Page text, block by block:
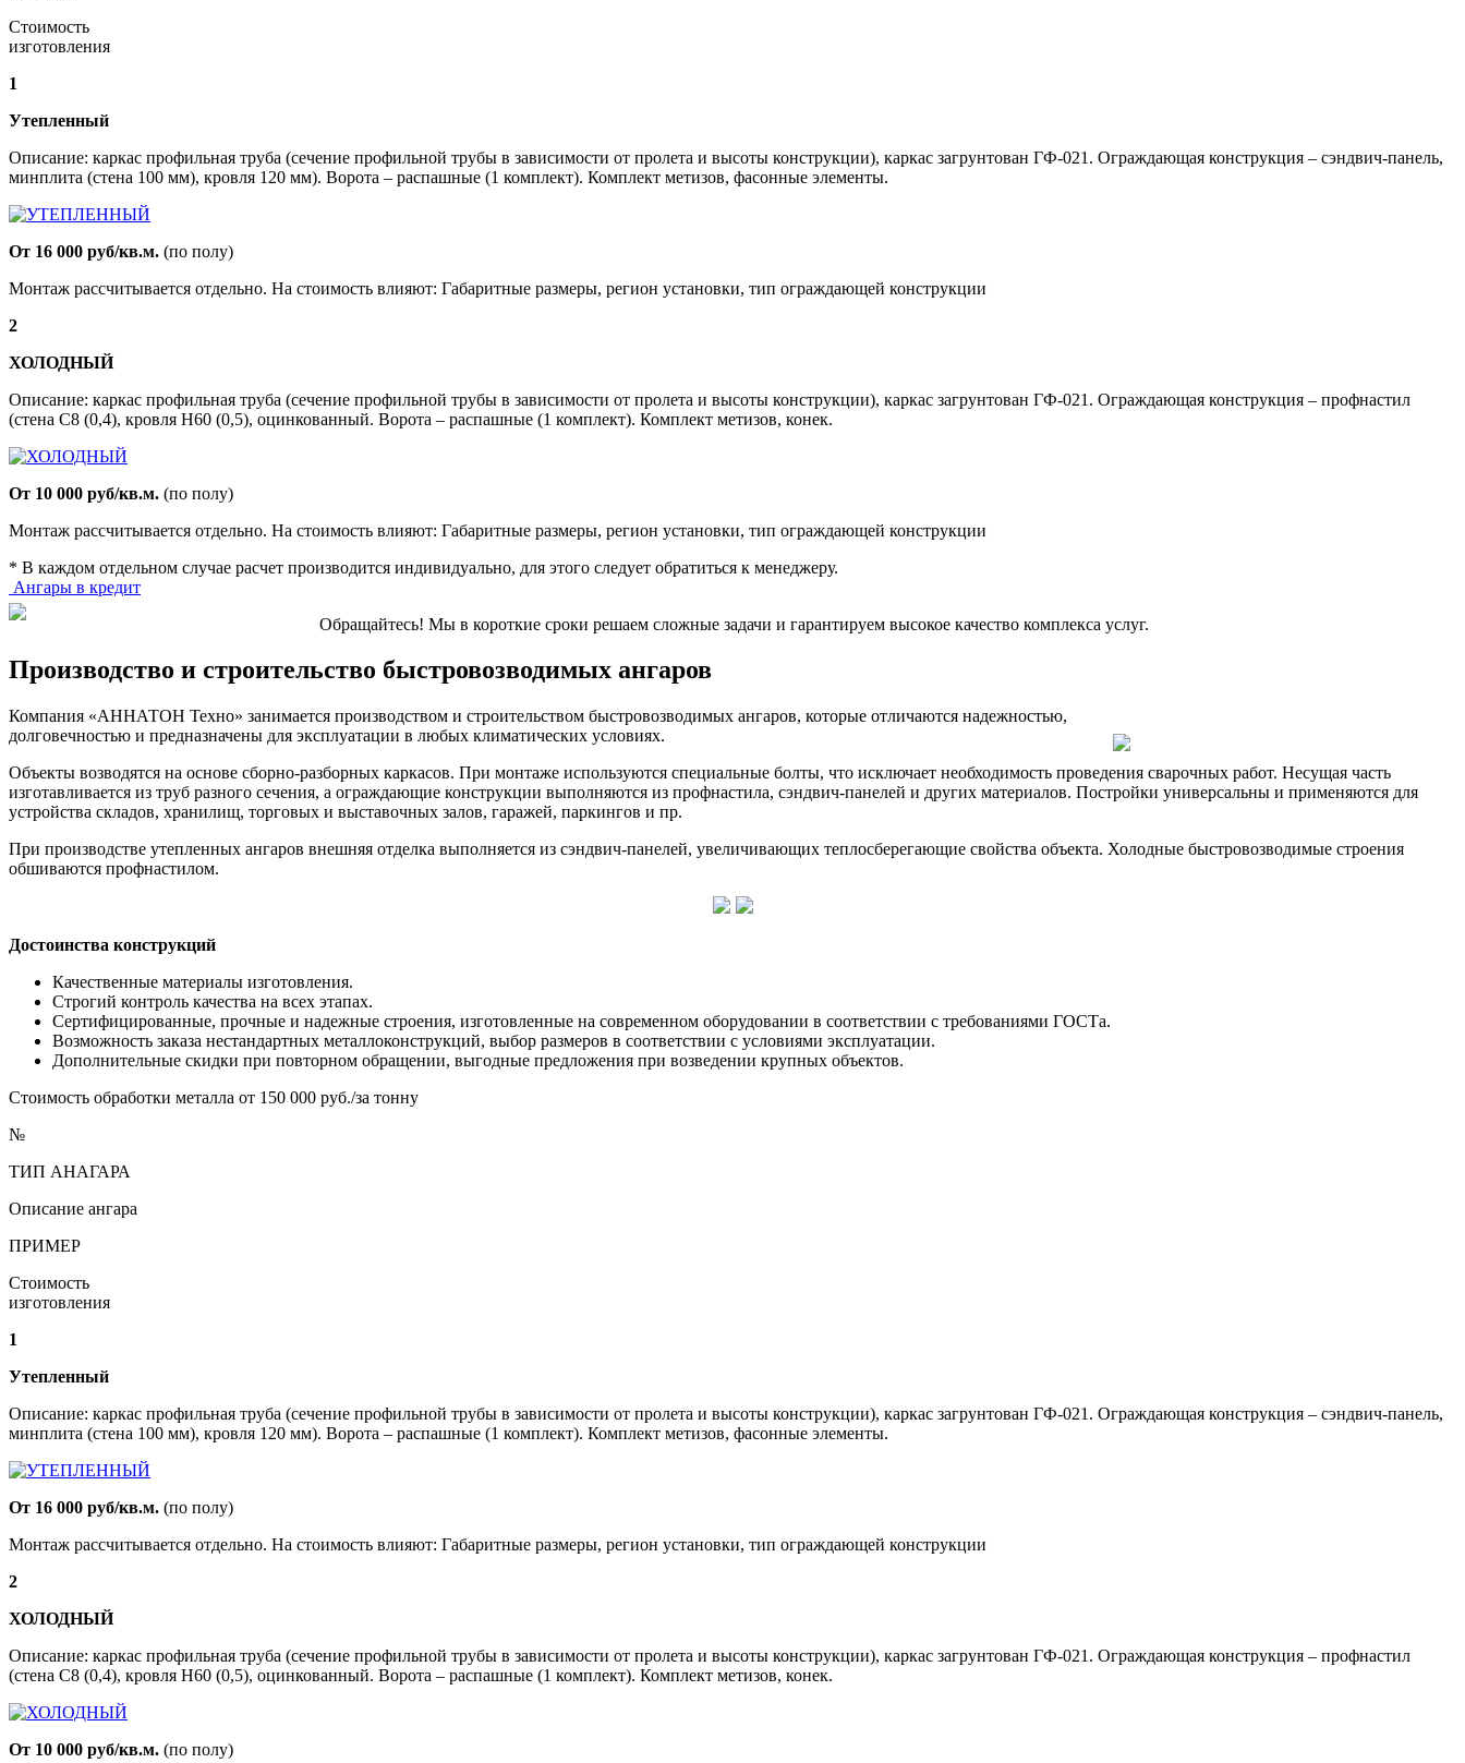
Стоимость
изготовления
1
Утепленный
Описание: каркас профильная труба (сечение профильной трубы в зависимости от пролета и высоты конструкции), каркас загрунтован ГФ-021. Ограждающая конструкция – сэндвич-панель,
минплита (стена 100 мм), кровля 120 мм). Ворота – распашные (1 комплект). Комплект метизов, фасонные элементы.
От 16 000 руб/кв.м. (по полу)
Монтаж рассчитывается отдельно. На стоимость влияют: Габаритные размеры, регион установки, тип ограждающей конструкции
2
ХОЛОДНЫЙ
Описание: каркас профильная труба (сечение профильной трубы в зависимости от пролета и высоты конструкции), каркас загрунтован ГФ-021. Ограждающая конструкция – профнастил
(стена С8 (0,4), кровля Н60 (0,5), оцинкованный. Ворота – распашные (1 комплект). Комплект метизов, конек.
От 10 000 руб/кв.м. (по полу)
Монтаж рассчитывается отдельно. На стоимость влияют: Габаритные размеры, регион установки, тип ограждающей конструкции
* В каждом отдельном случае расчет производится индивидуально, для этого следует обратиться к менеджеру.
Ангары в кредит
Обращайтесь! Мы в короткие сроки решаем сложные задачи и гарантируем высокое качество комплекса услуг.
Производство и строительство быстровозводимых ангаров
Компания «АННАТОН Техно» занимается производством и строительством быстровозводимых ангаров, которые отличаются надежностью,
долговечностью и предназначены для эксплуатации в любых климатических условиях.
Объекты возводятся на основе сборно-разборных каркасов. При монтаже используются специальные болты, что исключает необходимость проведения сварочных работ. Несущая часть
изготавливается из труб разного сечения, а ограждающие конструкции выполняются из профнастила, сэндвич-панелей и других материалов. Постройки универсальны и применяются для
устройства складов, хранилищ, торговых и выставочных залов, гаражей, паркингов и пр.
При производстве утепленных ангаров внешняя отделка выполняется из сэндвич-панелей, увеличивающих теплосберегающие свойства объекта. Холодные быстровозводимые строения
обшиваются профнастилом.
Достоинства конструкций
Качественные материалы изготовления.
Строгий контроль качества на всех этапах.
Сертифицированные, прочные и надежные строения, изготовленные на современном оборудовании в соответствии с требованиями ГОСТа.
Возможность заказа нестандартных металлоконструкций, выбор размеров в соответствии с условиями эксплуатации.
Дополнительные скидки при повторном обращении, выгодные предложения при возведении крупных объектов.
Стоимость обработки металла от 150 000 руб./за тонну
№
ТИП АНАГАРА
Описание ангара
ПРИМЕР
Стоимость
изготовления
1
Утепленный
Описание: каркас профильная труба (сечение профильной трубы в зависимости от пролета и высоты конструкции), каркас загрунтован ГФ-021. Ограждающая конструкция – сэндвич-панель,
минплита (стена 100 мм), кровля 120 мм). Ворота – распашные (1 комплект). Комплект метизов, фасонные элементы.
От 16 000 руб/кв.м. (по полу)
Монтаж рассчитывается отдельно. На стоимость влияют: Габаритные размеры, регион установки, тип ограждающей конструкции
2
ХОЛОДНЫЙ
Описание: каркас профильная труба (сечение профильной трубы в зависимости от пролета и высоты конструкции), каркас загрунтован ГФ-021. Ограждающая конструкция – профнастил
(стена С8 (0,4), кровля Н60 (0,5), оцинкованный. Ворота – распашные (1 комплект). Комплект метизов, конек.
От 10 000 руб/кв.м. (по полу)